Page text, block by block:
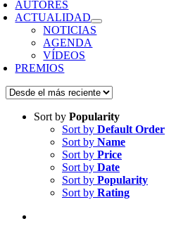
AUTORES
ACTUALIDAD
NOTICIAS
AGENDA
VÍDEOS
PREMIOS
Sort by Popularity
Sort by Default Order
Sort by Name
Sort by Price
Sort by Date
Sort by Popularity
Sort by Rating